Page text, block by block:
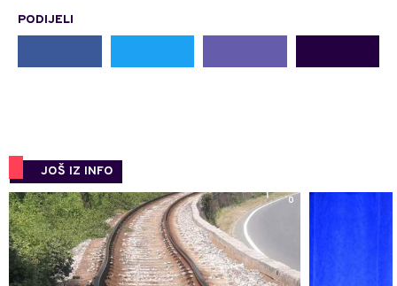
PODIJELI
JOŠ IZ INFO
0